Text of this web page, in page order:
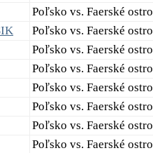
Poľsko vs. Faerské
Poľsko vs. Faerské
Poľsko vs. Faerské
Poľsko vs. Faerské
Poľsko vs. Faerské
Poľsko vs. Faerské
Poľsko vs. Faerské
Poľsko vs. Faerské